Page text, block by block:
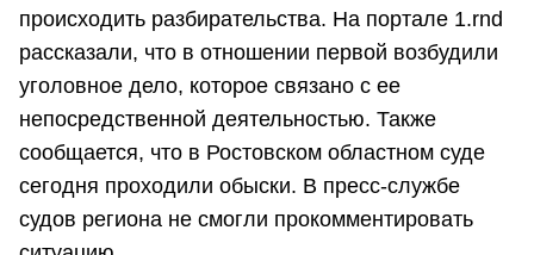
происходить разбирательства. На портале 1.rnd
рассказали, что в отношении первой возбудили
уголовное дело, которое связано с ее
непосредственной деятельностью. Также
сообщается, что в Ростовском областном суде
сегодня проходили обыски. В пресс-службе
судов региона не смогли прокомментировать